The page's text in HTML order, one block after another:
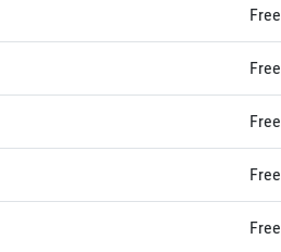
Free
Free
Free
Free
Free